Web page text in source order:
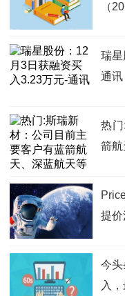
（
瑞
通讯
热
箭
提价
今
入